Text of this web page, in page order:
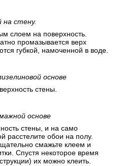
на стену.
слоем на поверхность.
промазывается верх
губкой, намоченной в воде.
основе
стены.
основе
стены, и на само
расстелите обои на полу.
смажьте клеем и
Спустя некоторое время
их можно клеить.